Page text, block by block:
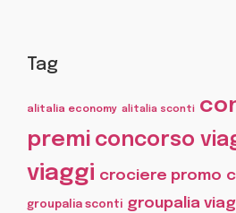
Tag
alitalia economy alitalia sconti
premi concorso
viaggi crociere promo
groupalia sconti groupalia